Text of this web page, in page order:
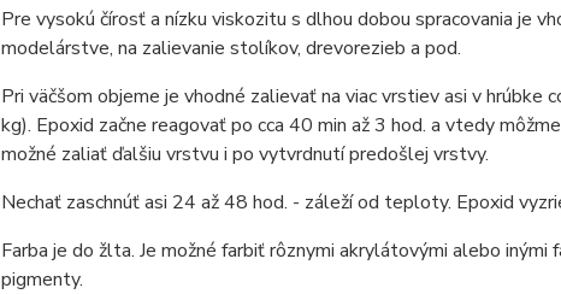
Pre vysokú čírosť a nízku viskozitu s dlhou dobou spracovania je
modelárstve, na zalievanie stolíkov, drevorezieb a pod.
Pri väčšom objeme je vhodné zalievať na viac vrstiev asi v
kg). Epoxid začne reagovať po cca 40 min až 3 hod. a vtedy
možné zaliať ďalšiu vrstvu i po vytvrdnutí predošlej vrstvy.
Nechať zaschnúť asi 24 až 48 hod. - záleží od teploty. Epoxid
Farba je do žlta. Je možné farbiť rôznymi akrylátovými alebo
pigmenty.